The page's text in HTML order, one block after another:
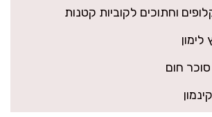
וחתוכים לקוביות קטנות